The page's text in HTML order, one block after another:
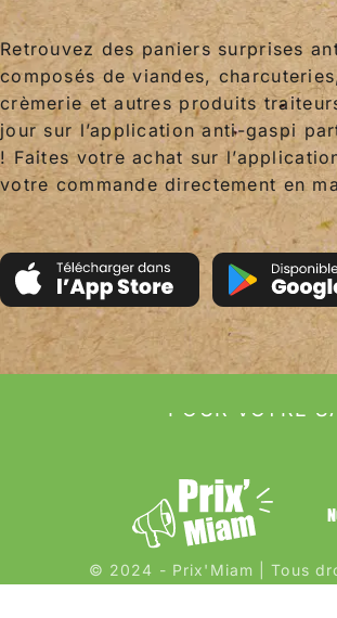
Retrouvez des paniers surprises
composés de viandes,
crèmerie et autres produits
jour sur l’application anti-gaspi
! Faites votre achat sur
votre commande directement en
POUR VOTRE
© 2024 - Prix'Miam | Tous